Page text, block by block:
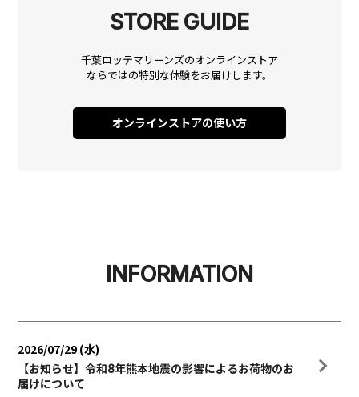
STORE GUIDE
千葉ロッテマリーンズのオンラインストア
ならではの特別な体験をお届けします。
オンラインストアの使い方
INFORMATION
2026/07/29 (水)
【お知らせ】令和8年熊本地震の影響によるお荷物のお
届けについて